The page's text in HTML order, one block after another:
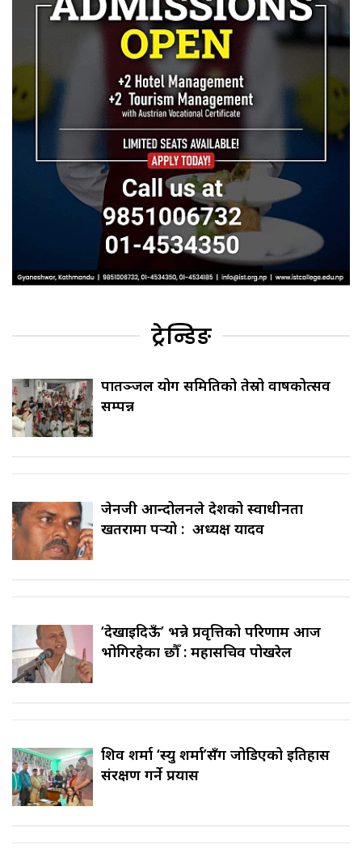
ट्रेन्डिङ
पातञ्जल योग समितिको तेस्रो वार्षिकोत्सव
सम्पन्न
जेनजी आन्दोलनले देशको स्वाधीनता
खतरामा पर्‍यो : अध्यक्ष यादव
‘देखाइदिऊँ’ भन्ने प्रवृत्तिको परिणाम आज
भोगिरहेका छौँ : महासचिव पोखरेल
शिव शर्मा ‘स्यु शर्मा’सँग जोडिएको इतिहास
संरक्षण गर्ने प्रयास